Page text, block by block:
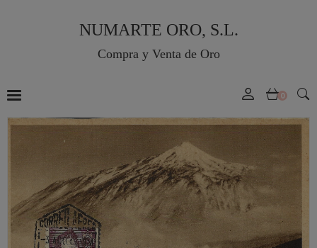
NUMARTE ORO, S.L.
Compra y Venta de Oro
0